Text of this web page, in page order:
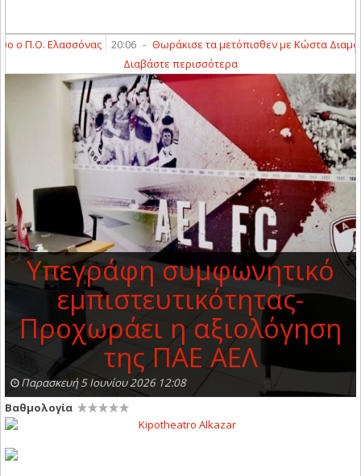
Π.Ο. Ελασσόνας 20:06 - Θωράκισε τα μετόπισθεν με Κώστα
Διαβάστε περισσότερα
Υπεγράφη συμφωνητικό
εμπιστευτικότητας-
Προχωράει η αξιολόγηση
της ΠΑΕ ΑΕΛ
Παρασκευή 5 Ιουνίου 2026 12:08
Βαθμολογία